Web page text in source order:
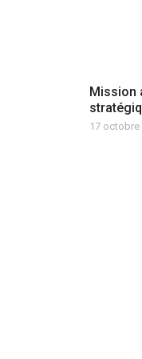
Mission
17 octobre